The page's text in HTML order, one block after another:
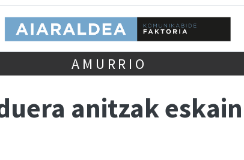
AMURRIO
anitzak